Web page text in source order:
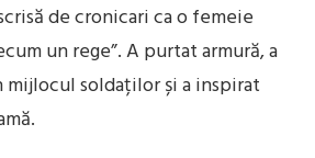
de cronicari ca o femeie
un rege”. A purtat armură, a
soldaților și a inspirat